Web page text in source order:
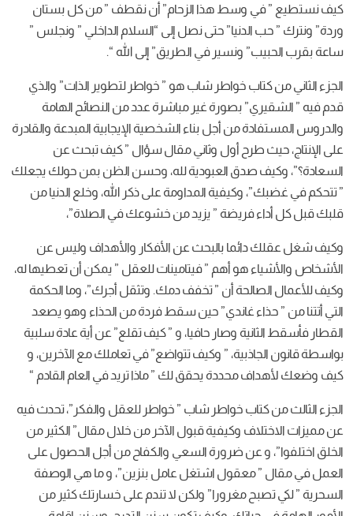
كيف نستطيع ” في وسط هذا الزحام” أن نقطف ” من كل بستان
وردة” ونترك ” حب الدنيا” حتى نصل إلى “السلام الداخلي ” ونجلس ”
ساعة بقرب الحبيب” ونسير في الطريق” إلى الله “.
الجزء الثاني من كتاب خواطر شاب هو ” خواطر لتطوير الذات” والذي
قدم فيه ” الشقيري” بصورة غير مباشرة عدد من النصائح الهامة
والدروس المستفادة من أجل بناء الشخصية الإيجابية المبدعة والقادرة
على الإنتاج، حيث طرح أول وثاني مقال سؤال ” كيف تبحث عن
السعادة؟”، وكيف صدق العبودية لله، وحسن الظن بمن حولك يجعلك
” تتحكم في غضبك”، وكيفية المداومة على ذكر الله، وخلع الدنيا من
قلبك قبل كل أداء فريضة ” يزيد من خشوعك في الصلاة”،
وكيف شغل عقلك دائما بالبحث عن الأفكار والأهداف وليس عن
الأشخاص والأشياء هو أهم ” فيتامينات للعقل ” يمكن أن تعطيها له،
وكيف للأعمال الصالحة أن ” تخفف دمك. وتثقل أجرك”، وما الحكمة
التي أتتنا من ” حذاء غاندي” حين سقط فردة من الحذاء وهو يصعد
القطار فأسقط الثانية وصار حافيا، و ” كيف تقلع” عن أية عادة سلبية
بواسطة قانون الجاذبية، ” وكيف تتواضع” في تعاملك مع الآخرين، و
كيف وضعك لأهداف محددة يحقق لك ” ماذا تريد في العام القادم “
الجزء الثالث من كتاب خواطر شاب ” خواطر للعقل والفكر”، تحدث فيه
عن مميزات الاختلاف وكيفية قبول الآخر من خلال مقال” الكثير من
الخلق اختلفوا”، و عن ضرورة السعي والكفاح من أجل الحصول على
العمل في مقال ” معقول اشتغل عامل بنزين”، و ما هي الوصفة
السحرية ” لكي تصبح مغرورا” ولكن لا تندم على خسارتك كثير من